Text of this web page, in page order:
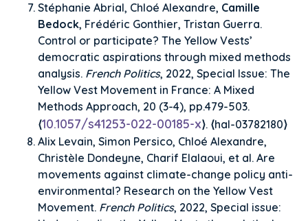
Stéphanie Abrial, Chloé Alexandre, Camille
Bedock, Frédéric Gonthier, Tristan Guerra.
Control or participate? The Yellow Vests’
democratic aspirations through mixed methods
analysis. French Politics, 2022, Special Issue: The
Yellow Vest Movement in France: A Mixed
Methods Approach, 20 (3-4), pp.479-503.
⟨10.1057/s41253-022-00185-x⟩. ⟨hal-03782180⟩
Alix Levain, Simon Persico, Chloé Alexandre,
Christèle Dondeyne, Charif Elalaoui, et al. Are
movements against climate-change policy anti-
environmental? Research on the Yellow Vest
Movement. French Politics, 2022, Special issue: